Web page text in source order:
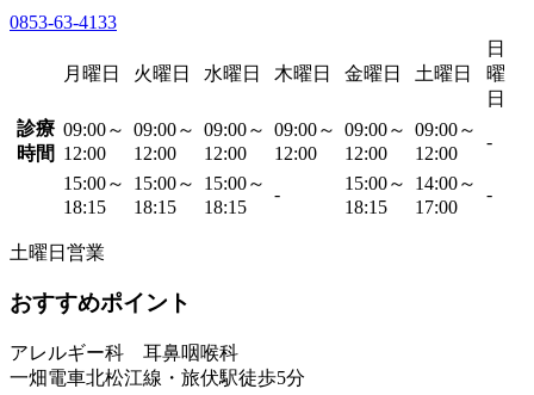
0853-63-4133
月曜日 火曜日 水曜日 木曜日 金曜日 土曜日
日
曜
日
診療
時間
09:00～
12:00
09:00～
12:00
09:00～
12:00
09:00～
12:00
09:00～
12:00
09:00～
12:00
-
15:00～
18:15
15:00～
18:15
15:00～
18:15
-
15:00～
18:15
14:00～
17:00
-
土曜日営業
おすすめポイント
アレルギー科 耳鼻咽喉科
一畑電車北松江線・旅伏駅徒歩5分